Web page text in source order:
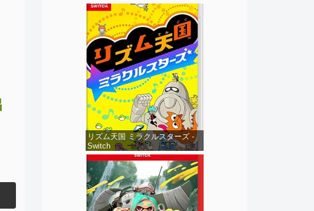
リズム天国 ミラクルスターズ -
Switch